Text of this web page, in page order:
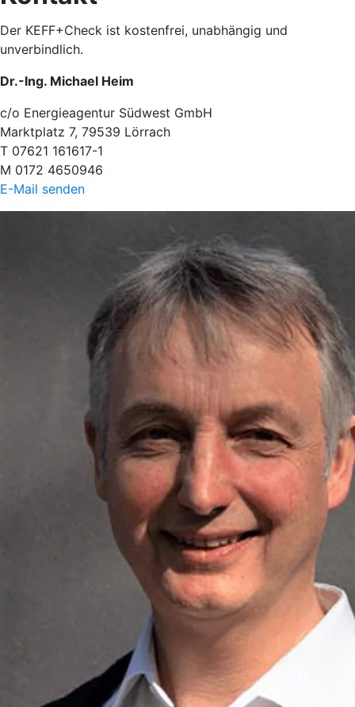
Der KEFF+Check ist kostenfrei, unabhängig und
unverbindlich.
Dr.-Ing. Michael Heim
c/o Energieagentur Südwest GmbH
Marktplatz 7, 79539 Lörrach
T 07621 161617-1
M 0172 4650946
E-Mail senden